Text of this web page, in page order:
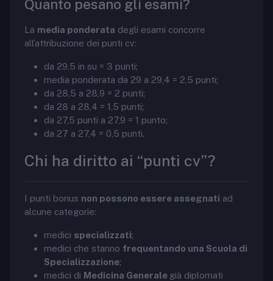
Quanto pesano gli esami?
La media ponderata degli esami concorre
all’attribuzione dei punti cv:
da 29,5 in su = 3 punti;
media ponderata da 29 a 29,4 = 2,5 punti;
da 28,5 a 28,9 = 2 punti;
da 28 a 28,4 = 1,5 punti;
da 27,5 punti a 27,9 = 1 punto;
da 27 a 27,4 = 0,5 punti.
Chi ha diritto ai “punti cv”?
I punti bonus non possono essere assegnati ad
alcune categorie:
medici specializzati;
medici che stanno frequentando una Scuola di
Specializzazione;
medici di Medicina Generale già diplomati